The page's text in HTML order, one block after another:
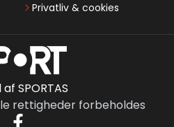
Privatliv & cookies
SPORTAS
rettigheder forbeholdes